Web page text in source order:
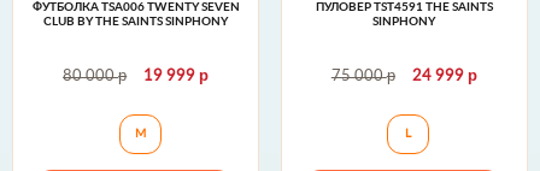
ФУТБОЛКА TSA006 TWENTY SEVEN
CLUB BY THE SAINTS SINPHONY
80 000р 19 999р
Футболка TSA006 Twenty Seven Club by The Saints
M
ПУЛОВЕР TST4591 THE SAINTS
SINPHONY
75 000р 24 999 р
Пуловер
L